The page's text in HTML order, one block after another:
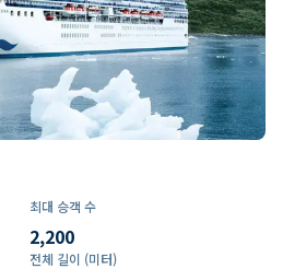
최대 승객 수
2,200
전체 길이 (미터)